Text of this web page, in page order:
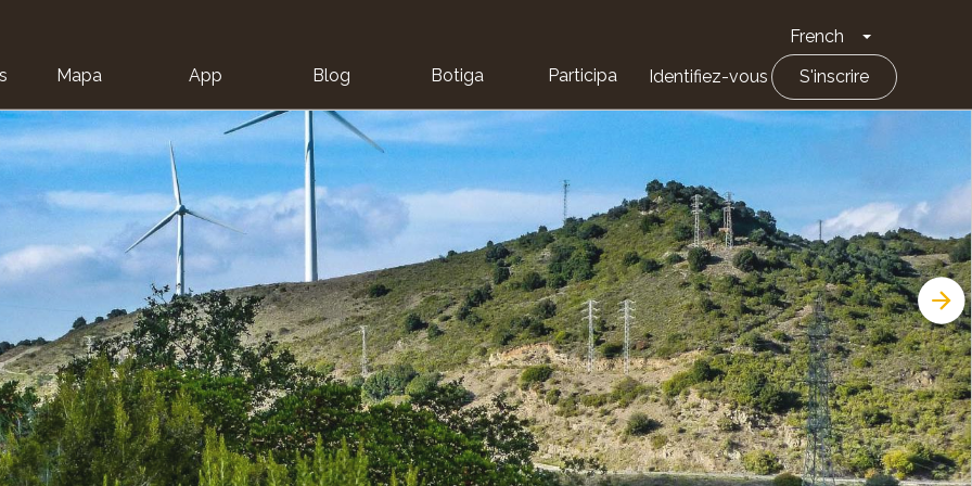
French Toggle
Mapa App Blog Botiga Participa Identifiez-vous S'inscrire